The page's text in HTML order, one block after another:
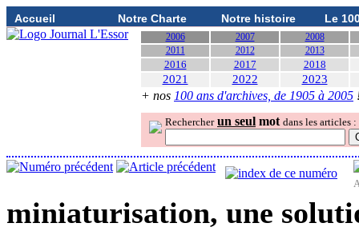
Accueil Notre Charte Notre histoire Le
2006 2007
2008
2011
2012 2013
2016 2017 2018
2021 2022 2023
+ nos 100 ans d'archives, de 1905 à 2005
Rechercher un seul mot dans les articles :
miniaturisation, une